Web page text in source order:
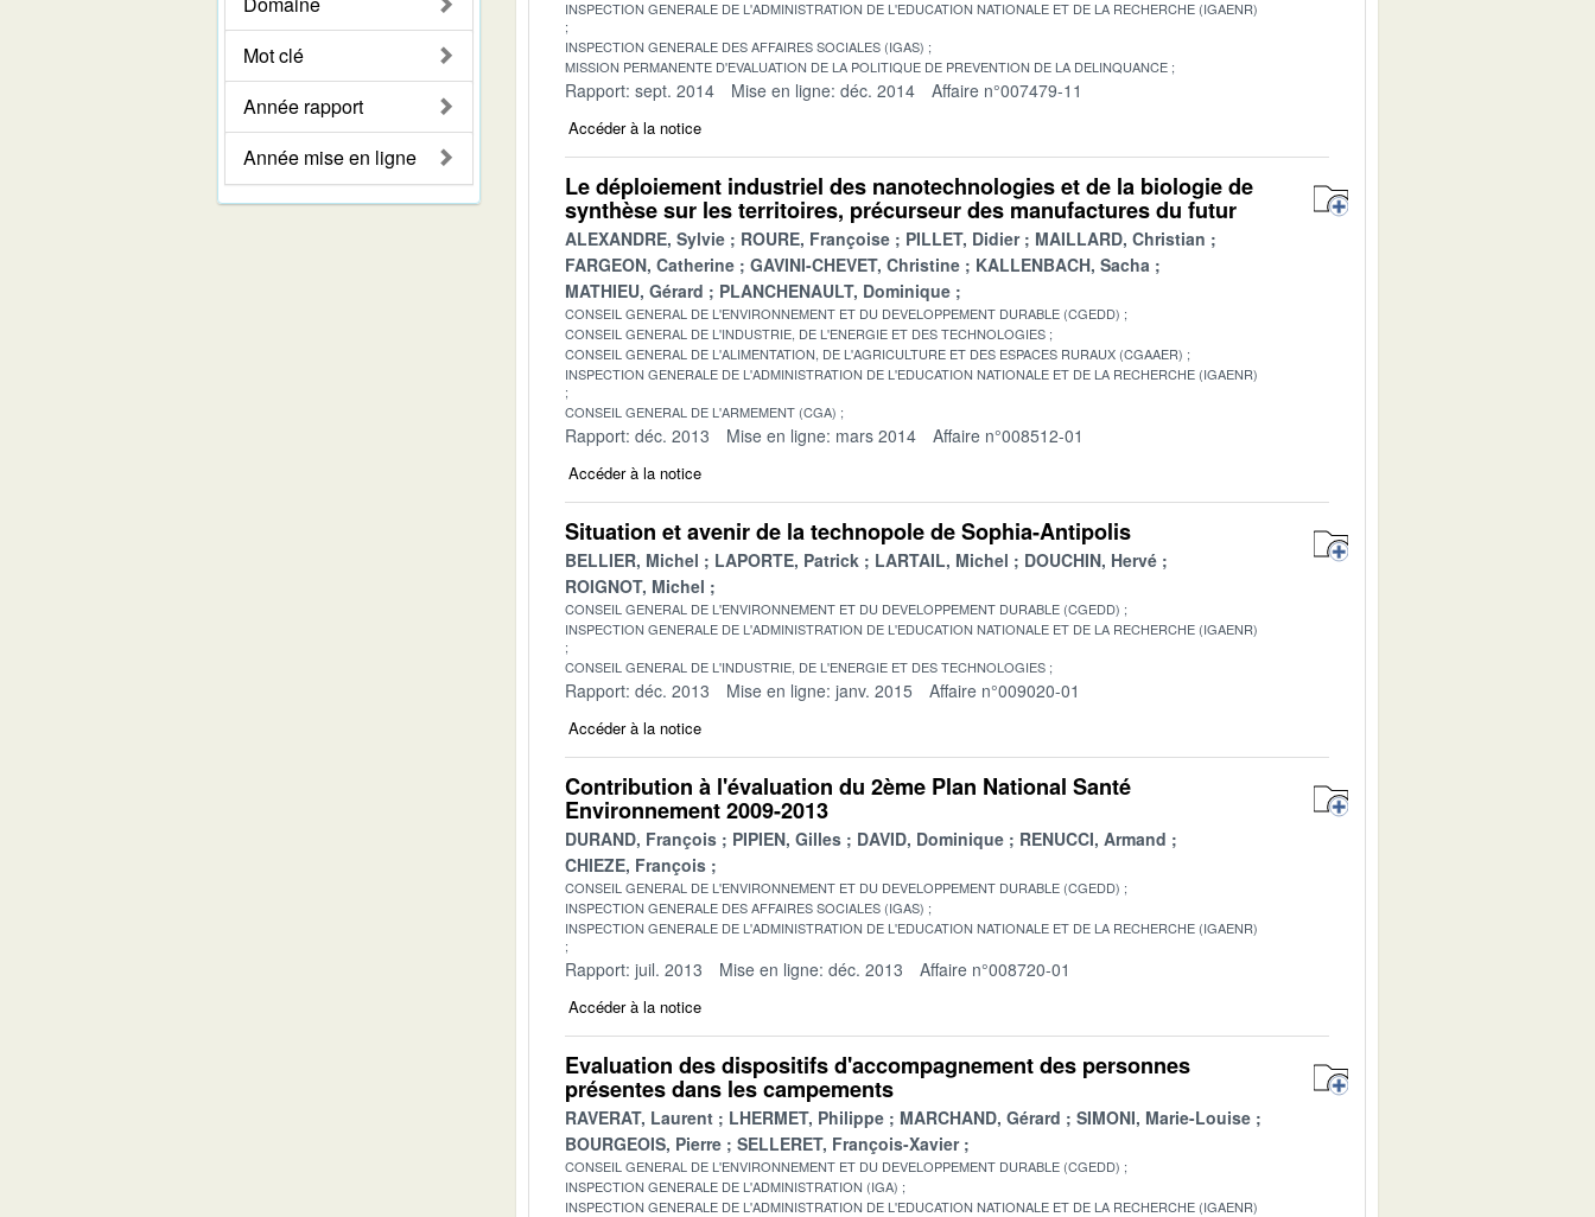
Mot clé
Année rapport
Année mise en ligne
INSPECTION GENERALE DE L'ADMINISTRATION DE L'EDUCATION NATIONALE ET DE LA RECHERCHE (IGAENR)
INSPECTION GENERALE DES AFFAIRES SOCIALES (IGAS)
MISSION PERMANENTE D'EVALUATION DE LA POLITIQUE DE PREVENTION DE LA DELINQUANCE
Rapport: sept. 2014 Mise en ligne: déc. 2014 Affaire n°007479-11
Accéder à la notice
Le déploiement industriel des nanotechnologies et de la biologie de
synthèse sur les territoires, précurseur des manufactures du futur
ALEXANDRE, Sylvie ROURE, Françoise PILLET, Didier
MAILLARD, Christian
FARGEON, Catherine
GAVINI-CHEVET, Christine
KALLENBACH, Sacha
MATHIEU, Gérard
PLANCHENAULT, Dominique
CONSEIL GENERAL DE L'ENVIRONNEMENT ET DU DEVELOPPEMENT DURABLE (CGEDD)
CONSEIL GENERAL DE L'INDUSTRIE, DE L'ENERGIE ET DES TECHNOLOGIES
CONSEIL GENERAL DE L'ALIMENTATION, DE L'AGRICULTURE ET DES ESPACES RURAUX (CGAAER)
INSPECTION GENERALE DE L'ADMINISTRATION DE L'EDUCATION NATIONALE ET DE LA RECHERCHE (IGAENR)
CONSEIL GENERAL DE L'ARMEMENT (CGA)
Rapport: déc. 2013 Mise en ligne: mars 2014 Affaire n°008512-01
Accéder à la notice
Situation et avenir de la technopole de Sophia-Antipolis
BELLIER, Michel LAPORTE, Patrick LARTAIL, Michel
DOUCHIN, Hervé
ROIGNOT, Michel
CONSEIL GENERAL DE L'ENVIRONNEMENT ET DU DEVELOPPEMENT DURABLE (CGEDD)
INSPECTION GENERALE DE L'ADMINISTRATION DE L'EDUCATION NATIONALE ET DE LA RECHERCHE (IGAENR)
CONSEIL GENERAL DE L'INDUSTRIE, DE L'ENERGIE ET DES TECHNOLOGIES
Rapport: déc. 2013 Mise en ligne: janv. 2015 Affaire n°009020-01
Accéder à la notice
Contribution à l'évaluation du 2ème Plan National Santé
Environnement 2009-2013
DURAND, François PIPIEN, Gilles DAVID, Dominique
RENUCCI, Armand
CHIEZE, François
CONSEIL GENERAL DE L'ENVIRONNEMENT ET DU DEVELOPPEMENT DURABLE (CGEDD)
INSPECTION GENERALE DES AFFAIRES SOCIALES (IGAS)
INSPECTION GENERALE DE L'ADMINISTRATION DE L'EDUCATION NATIONALE ET DE LA RECHERCHE (IGAENR)
Rapport: juil. 2013 Mise en ligne: déc. 2013 Affaire n°008720-01
Accéder à la notice
Evaluation des dispositifs d'accompagnement des personnes
présentes dans les campements
RAVERAT, Laurent LHERMET, Philippe MARCHAND, Gérard
SIMONI, Marie-Louise
BOURGEOIS, Pierre
SELLERET, François-Xavier
CONSEIL GENERAL DE L'ENVIRONNEMENT ET DU DEVELOPPEMENT DURABLE (CGEDD)
INSPECTION GENERALE DE L'ADMINISTRATION (IGA)
INSPECTION GENERALE DE L'ADMINISTRATION DE L'EDUCATION NATIONALE ET DE LA RECHERCHE (IGAENR)